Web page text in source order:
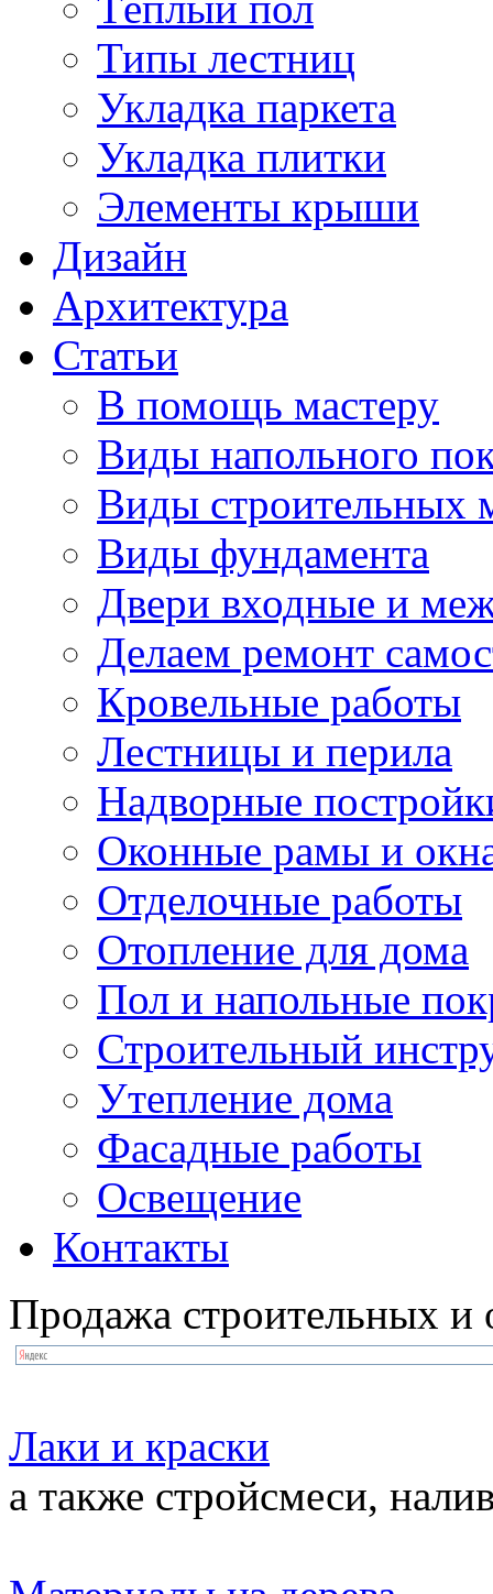
Типы лестниц
Укладка паркета
Укладка плитки
Элементы крыши
Дизайн
Архитектура
Статьи
В помощь мастеру
Виды напольного
Виды строительных
Виды фундамента
Двери входные и
Делаем ремонт
Кровельные работы
Лестницы и перила
Надворные
Оконные рамы и
Отделочные работы
Отопление для дома
Пол и напольные
Строительный
Утепление дома
Фасадные работы
Освещение
Контакты
Продажа строительных и
Лаки и краски
а также стройсмеси,